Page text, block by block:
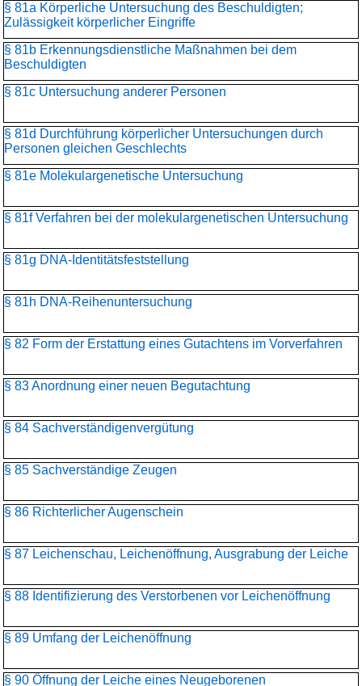
§ 81a Körperliche Untersuchung des Beschuldigten;
Zulässigkeit körperlicher Eingriffe
§ 81b Erkennungsdienstliche Maßnahmen bei dem
Beschuldigten
§ 81c Untersuchung anderer Personen
§ 81d Durchführung körperlicher Untersuchungen durch
Personen gleichen Geschlechts
§ 81e Molekulargenetische Untersuchung
§ 81f Verfahren bei der molekulargenetischen Untersuchung
§ 81g DNA-Identitätsfeststellung
§ 81h DNA-Reihenuntersuchung
§ 82 Form der Erstattung eines Gutachtens im Vorverfahren
§ 83 Anordnung einer neuen Begutachtung
§ 84 Sachverständigenvergütung
§ 85 Sachverständige Zeugen
§ 86 Richterlicher Augenschein
§ 87 Leichenschau, Leichenöffnung, Ausgrabung der Leiche
§ 88 Identifizierung des Verstorbenen vor Leichenöffnung
§ 89 Umfang der Leichenöffnung
§ 90 Öffnung der Leiche eines Neugeborenen